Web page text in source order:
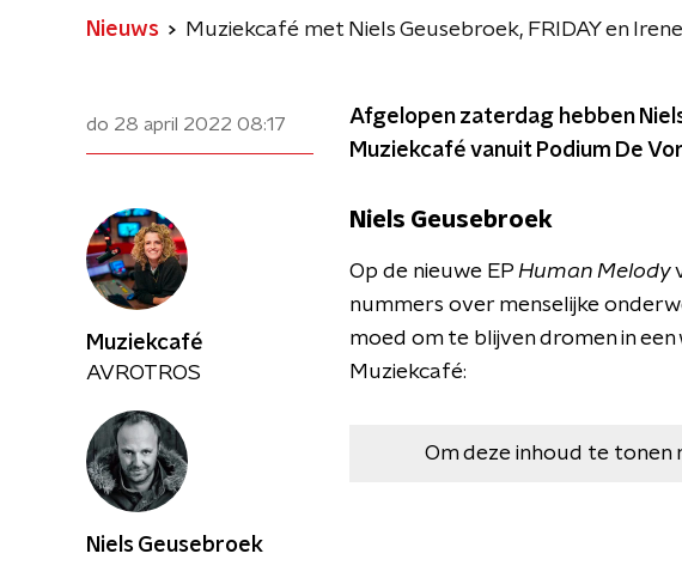
Nieuws Muziekcafé met Niels Geusebroek, FRIDAY en
do 28 april 2022 08:17
Afgelopen zaterdag hebben
Muziekcafé vanuit Podium De
Niels Geusebroek
Op de nieuwe EP Human Melody
nummers over menselijke
moed om te blijven dromen in
Muziekcafé:
Om deze inhoud te tonen
Muziekcafé
AVROTROS
Niels Geusebroek